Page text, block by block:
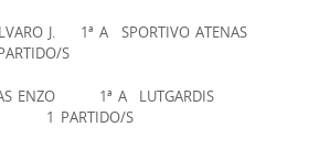
J. 1ª A SPORTIVO ATENAS
S
ENZO 1ª A LUTGARDIS
1 PARTIDO/S